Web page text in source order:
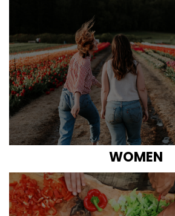
WOMEN